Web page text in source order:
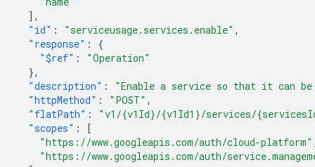
],
"id" : "serviceusage.services.enable" ,
"response" :
{
"$ref" :
"Operation"
},
"description" :
"Enable a service so that it can
"httpMethod" : "POST" ,
"flatPath" :
"v1/{v1Id}/{v1Id1}/services/
"scopes" :
[
"https://www.googleapis.com/auth/cloud-platform"
"https://www.googleapis.com/auth/